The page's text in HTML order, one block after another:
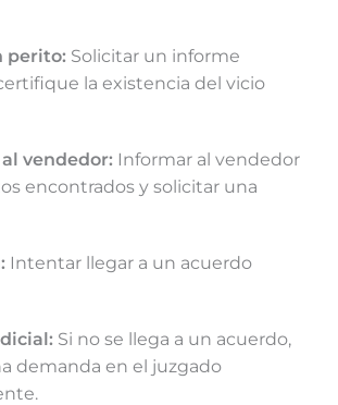
perito: Solicitar un informe
la existencia del vicio
vendedor: Informar al vendedor
encontrados y solicitar una
Intentar llegar a un acuerdo
Si no se llega a un acuerdo,
demanda en el juzgado